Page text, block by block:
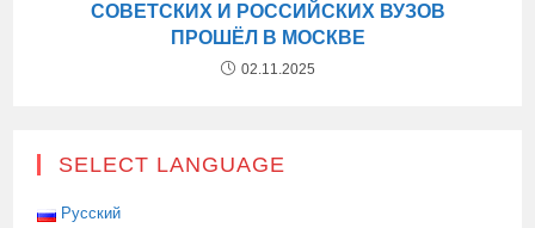
СОВЕТСКИХ И РОССИЙСКИХ ВУЗОВ
ПРОШЁЛ В МОСКВЕ
02.11.2025
SELECT LANGUAGE
Русский